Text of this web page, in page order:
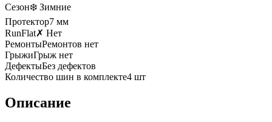
Сезон❄️ Зимние
Протектор7 мм
RunFlat✗ Нет
РемонтыРемонтов нет
ГрыжиГрыж нет
ДефектыБез дефектов
Количество шин в комплекте4 шт
Описание